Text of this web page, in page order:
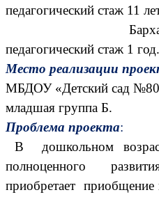
педагогический стаж 11
Бархаткина
педагогический стаж 1 год.
Место реализации
МБДОУ «Детский сад
младшая группа Б.
Проблема проекта:
В дошкольном
полноценного
приобретает